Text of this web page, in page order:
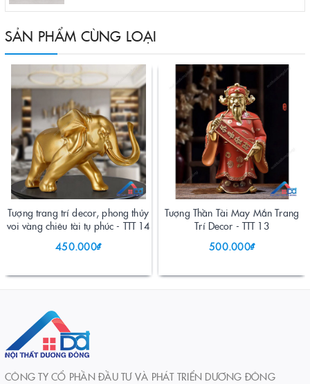
SẢN PHẨM CÙNG LOẠI
Tượng trang trí decor, phong thủy
voi vàng chiêu tài tụ phúc - TTT 14
450.000₫
Tượng Thần Tài May Mắn Trang
Trí Decor - TTT 13
500.000₫
CÔNG TY CỔ PHẦN ĐẦU TƯ VÀ PHÁT TRIỂN DƯƠNG ĐÔNG